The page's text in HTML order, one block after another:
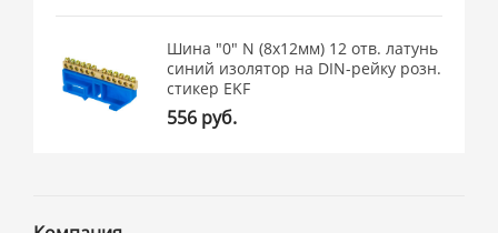
Шина "0" N (8x12мм) 12 отв. латунь
синий изолятор на DIN-рейку розн.
стикер EKF
556 руб.